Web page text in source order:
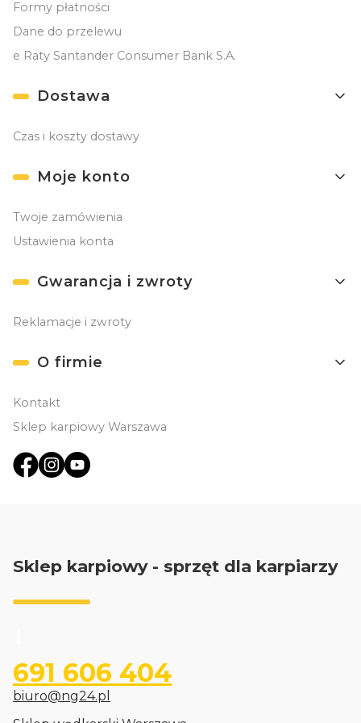
Formy płatności
Dane do przelewu
e Raty Santander Consumer Bank S.A.
Dostawa
Czas i koszty dostawy
Moje konto
Twoje zamówienia
Ustawienia konta
Gwarancja i zwroty
Reklamacje i zwroty
O firmie
Kontakt
Sklep karpiowy Warszawa
Sklep karpiowy - sprzęt dla karpiarzy
691 606 404
biuro@ng24.pl